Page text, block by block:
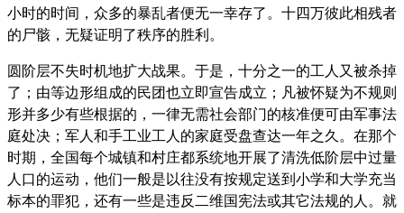
小时的时间，众多的暴乱者便无一幸存了。十四万彼此相残者
的尸骸，无疑证明了秩序的胜利。
圆阶层不失时机地扩大战果。于是，十分之一的工人又被杀掉
了；由等边形组成的民团也立即宣告成立；凡被怀疑为不规则
形并多少有些根据的，一律无需社会部门的核准便可由军事法
庭处决；军人和手工业工人的家庭受盘查达一年之久。在那个
时期，全国每个城镇和村庄都系统地开展了清洗低阶层中过量
人口的运动，他们一般是以往没有按规定送到小学和大学充当
标本的罪犯，还有一些是违反二维国宪法或其它法规的人。就